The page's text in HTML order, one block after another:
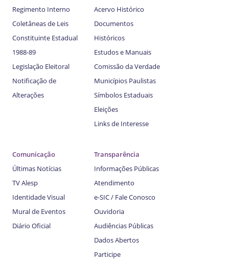
Regimento Interno
Coletâneas de Leis
Constituinte Estadual
1988-89
Legislação Eleitoral
Notificação de
Alterações
Acervo Histórico
Documentos
Históricos
Estudos e Manuais
Comissão da Verdade
Municípios Paulistas
Símbolos Estaduais
Eleições
Links de Interesse
Comunicação
Últimas Notícias
TV Alesp
Identidade Visual
Mural de Eventos
Diário Oficial
Transparência
Informações Públicas
Atendimento
e-SIC / Fale Conosco
Ouvidoria
Audiências Públicas
Dados Abertos
Participe